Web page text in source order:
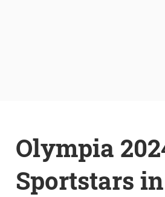
Olympia
Sportstars